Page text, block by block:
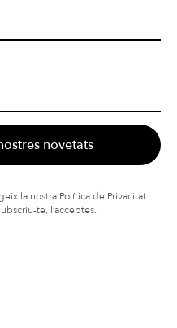
novetats
la nostra Política de Privacitat
te, l’acceptes.